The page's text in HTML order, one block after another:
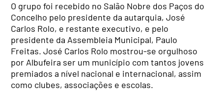
O grupo foi recebido no Salão Nobre dos Paços do
Concelho pelo presidente da autarquia, José
Carlos Rolo, e restante executivo, e pelo
presidente da Assembleia Municipal, Paulo
Freitas. José Carlos Rolo mostrou-se orgulhoso
por Albufeira ser um município com tantos jovens
premiados a nível nacional e internacional, assim
como clubes, associações e escolas.